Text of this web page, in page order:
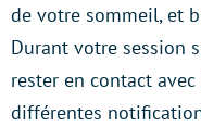
de votre sommeil, et
Durant votre session
rester en contact
différentes